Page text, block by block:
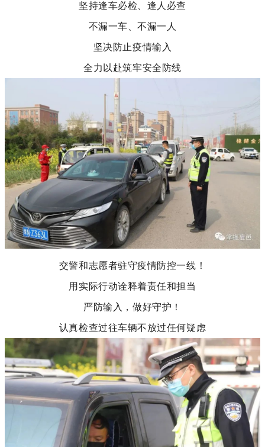
坚持逢车必检、逢人必查
不漏一车、不漏一人
坚决防止疫情输入
全力以赴筑牢安全防线
交警和志愿者驻守疫情防控一线！
用实际行动诠释着责任和担当
严防输入，做好守护！
认真检查过往车辆不放过任何疑虑